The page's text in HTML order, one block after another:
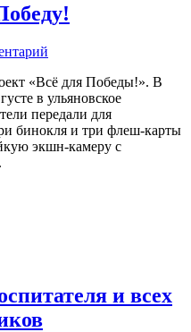
«Всё для Победы!». В
в ульяновское
передали для
бинокля и три флеш-карты
экшн-камеру с
и всех